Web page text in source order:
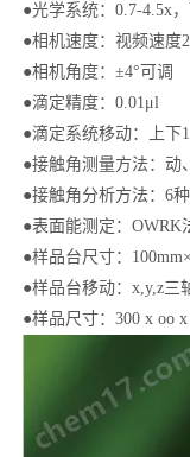
●光学系统：0.7-4.5x
●相机速度：视频速度
●相机角度：±4°可调
●滴定精度：0.01μl
●滴定系统移动：上下
●接触角测量方法：动
●接触角分析方法：6
●表面能测定：
●样品台尺寸：
●样品台移动：x,y,z三
●样品尺寸：300 x oo